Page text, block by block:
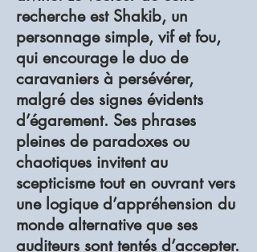
recherche est Shakib, un
personnage simple, vif et fou,
qui encourage le duo de
caravaniers à persévérer,
malgré des signes évidents
d’égarement. Ses phrases
pleines de paradoxes ou
chaotiques invitent au
scepticisme tout en ouvrant vers
une logique d’appréhension du
monde alternative que ses
auditeurs sont tentés d’accepter.